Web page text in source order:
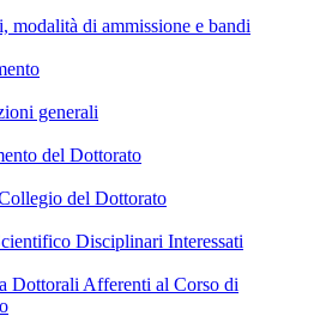
modalità di ammissione e bandi
generali
del Dottorato
del Dottorato
Disciplinari Interessati
Dottorali Afferenti al Corso di